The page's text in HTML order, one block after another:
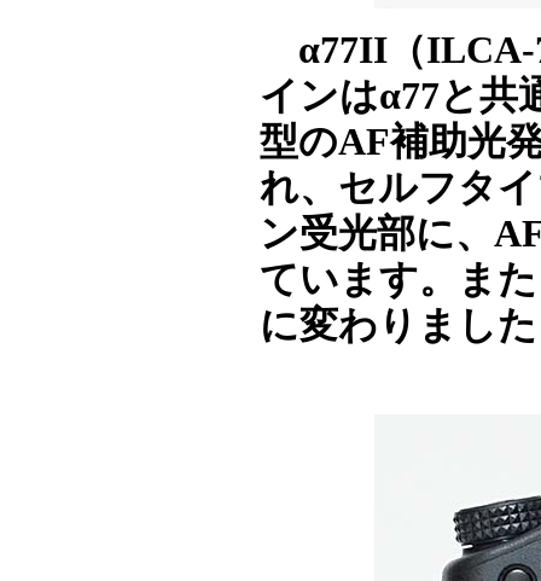
α77II（ILCA-
インはα77と共
型のAF補助光
れ、セルフタ
ン受光部に、
ています。ま
に変わりまし